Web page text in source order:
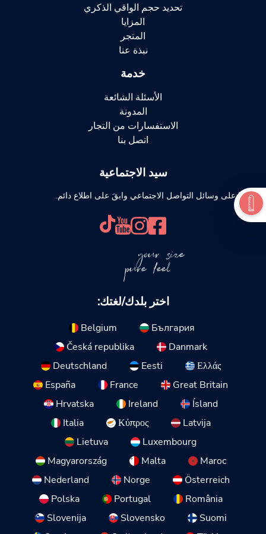
تحديد حجم الواقي الذكري
المزايا
المتجر
نبذة عنا
خدمة
الأسئلة الشائعة
المدونة
الاستفسارات من التجار
اتصل بنا
سيد الاجتماعية
تابعنا على وسائل التواصل الاجتماعي وابقَ على اطلاع دائم.
your size
pure feel
اختر بلدك/لغتك:
Belgium
България
Česká republika
Danmark
Deutschland
Eesti
Ελλάς
España
France
Great Britain
Hrvatska
Ireland
Ísland
Italia
Κύπρος
Latvija
Lietuva
Luxembourg
Magyarország
Malta
Maroc
Nederland
Norge
Österreich
Polska
Portugal
România
Slovenija
Slovensko
Suomi